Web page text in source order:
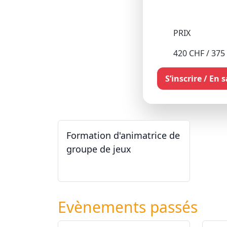
PRIX
420 CHF / 375
S’inscrire / En
Formation d'animatrice de
groupe de jeux
Evènements passés